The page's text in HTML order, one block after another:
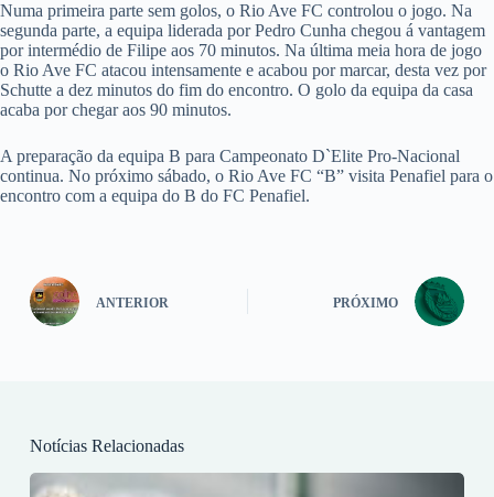
Numa primeira parte sem golos, o Rio Ave FC controlou o jogo. Na
segunda parte, a equipa liderada por Pedro Cunha chegou á vantagem
por intermédio de Filipe aos 70 minutos. Na última meia hora de jogo
o Rio Ave FC atacou intensamente e acabou por marcar, desta vez por
Schutte a dez minutos do fim do encontro. O golo da equipa da casa
acaba por chegar aos 90 minutos.
A preparação da equipa B para Campeonato D`Elite Pro-Nacional
continua. No próximo sábado, o Rio Ave FC “B” visita Penafiel para o
encontro com a equipa do B do FC Penafiel.
ANTERIOR PRÓXIMO
Notícias Relacionadas